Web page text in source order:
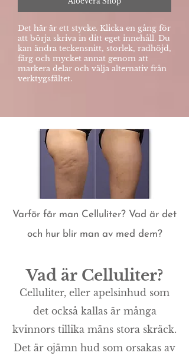
Det här är ett stycke. Klicka en gång för
att börja skriva in ditt eget innehåll. Du
kan ändra teckensnitt, storlek, radhöjd,
färg och mycket annat genom att
markera delar och välja alternativ från
verktygsfältet.
Varför får man Celluliter? Vad är det
och hur blir man av med dem?
Vad är Celluliter?
Celluliter, eller apelsinhud som
det också kallas är många
kvinnors tillika mäns stora skräck.
Det är ojämn hud som orsakas av